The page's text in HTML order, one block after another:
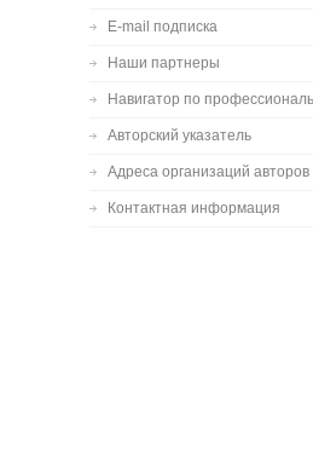
E-mail подписка
Наши партнеры
Навигатор по
Авторский указатель
Адреса организаций авторов
Контактная информация